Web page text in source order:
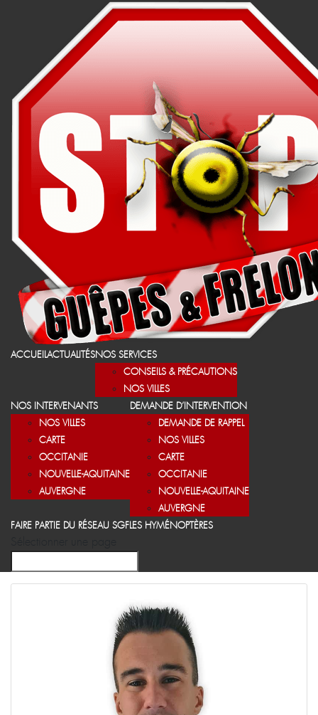
ACCUEILACTUALITÉSNOS SERVICES
CONSEILS & PRÉCAUTIONS
NOS VILLES
NOS INTERVENANTS
NOS VILLES
CARTE
OCCITANIE
NOUVELLE-AQUITAINE
AUVERGNE
DEMANDE D’INTERVENTION
DEMANDE DE RAPPEL
NOS VILLES
CARTE
OCCITANIE
NOUVELLE-AQUITAINE
AUVERGNE
FAIRE PARTIE DU RÉSEAU SGFLES HYMÉNOPTÈRES